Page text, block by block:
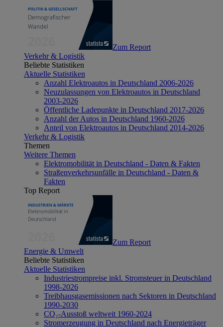
Zum Report
Verkehr & Logistik
Beliebte Statistiken
Aktuelle Statistiken
Anzahl Elektroautos in Deutschland 2006-2026
Neuzulassungen von Elektroautos in Deutschland
2003-2026
Öffentliche Ladepunkte in Deutschland 2017-2026
Anzahl der Autos in Deutschland 1960-2026
Anteil von Elektroautos in Deutschland 2014-2026
Verkehr & Logistik
Themen
Weitere Themen
Elektromobilität in Deutschland - Daten & Fakten
Straßenverkehrsunfälle in Deutschland - Daten &
Fakten
Top Report
Zum Report
Energie & Umwelt
Beliebte Statistiken
Aktuelle Statistiken
Industriestrompreise inkl. Stromsteuer in Deutschland
1998-2026
Treibhausgasemissionen nach Sektoren in Deutschland
1990-2030
CO₂-Ausstoß weltweit 1960-2024
Stromerzeugung in Deutschland nach Energieträger